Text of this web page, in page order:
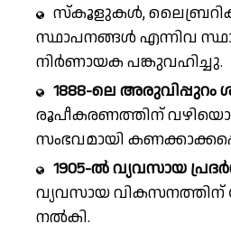
സ്കൂളുകൾ,
സ്ഥാപനങ്ങൾ എന്നിവ
നിർണായക പങ്കുവഹിച്ചു.
1888-ലെ അരുവിപ്പുറം
രൂപീകരണത്തിന്
സംഭവമായി
1905-ൽ വ്യവസായ
വ്യവസായ വികസനത്തിന്
നൽകി.